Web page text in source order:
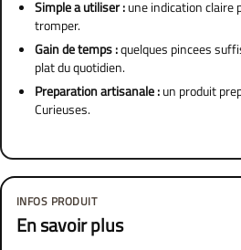
Simple a utiliser :une indication claire
tromper.
Gain de temps :quelques pincees
plat du quotidien.
Preparation artisanale :un produit
Curieuses.
INFOS PRODUIT
En savoir plus